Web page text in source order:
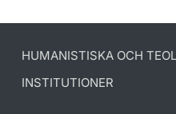
HUMANISTISKA OCH
INSTITUTIONER